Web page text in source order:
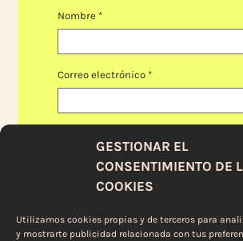
GESTIONAR EL
CONSENTIMIENTO DE
COOKIES
Utilizamos cookies propias y de terceros para
y mostrarte publicidad relacionada con tus
Nombre *
Correo electrónico *
este navegador para la próxima vez